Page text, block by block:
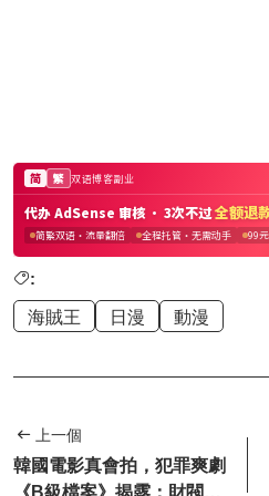
:
海賊王 日漫 動漫
上一個
韓國電影真會拍，犯罪爽劇
《B級檔案》揭露：財閥肆